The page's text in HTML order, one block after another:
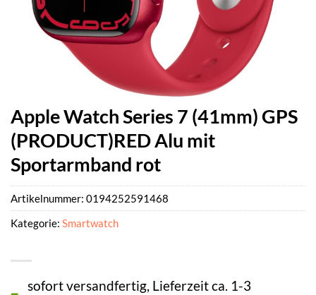
Apple Watch Series 7 (41mm) GPS
(PRODUCT)RED Alu mit
Sportarmband rot
sofort versandfertig, Lieferzeit ca. 1-3
Artikelnummer: 0194252591468
Kategorie: Smartwatch